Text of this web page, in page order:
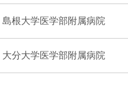
島根大学医学部附属病院
大分大学医学部附属病院